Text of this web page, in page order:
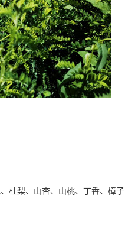
杜梨、山杏、山桃、丁香、樟子